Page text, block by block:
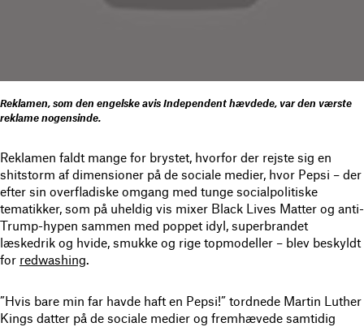
Reklamen, som den engelske avis Independent hævdede, var den værste
reklame nogensinde.
Reklamen faldt mange for brystet, hvorfor der rejste sig en
shitstorm af dimensioner på de sociale medier, hvor Pepsi – der
efter sin overfladiske omgang med tunge socialpolitiske
tematikker, som på uheldig vis mixer Black Lives Matter og anti-
Trump-hypen sammen med poppet idyl, superbrandet
læskedrik og hvide, smukke og rige topmodeller ­– blev beskyldt
for redwashing.
”Hvis bare min far havde haft en Pepsi!” tordnede Martin Luther
Kings datter på de sociale medier og fremhævede samtidig